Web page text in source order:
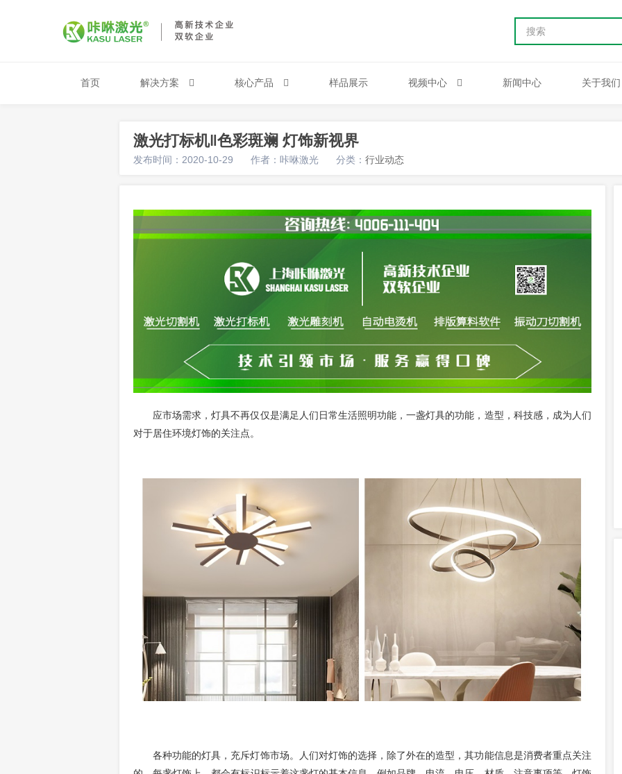
首页 解决方案 核心产品 样品展示 视频中心 新闻中心 关于我们
激光打标机‖色彩斑斓 灯饰新视界
发布时间：2020-10-29 作者：咔咻激光 分类： 行业动态
应市场需求，灯具不再仅仅是满足人们日常生活照明功能，一盏灯具的功能，造型，科技感，成为人们
对于居住环境灯饰的关注点。
各种功能的灯具，充斥灯饰市场。人们对灯饰的选择，除了外在的造型，其功能信息是消费者重点关注